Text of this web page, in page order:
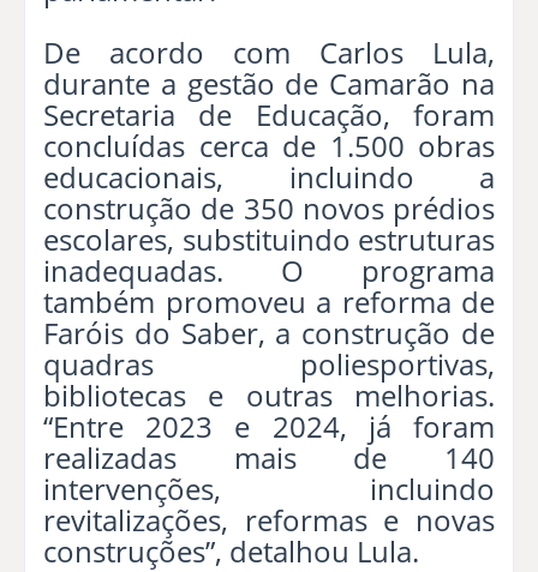
De acordo com Carlos Lula,
durante a gestão de Camarão na
Secretaria de Educação, foram
concluídas cerca de 1.500 obras
educacionais, incluindo a
construção de 350 novos prédios
escolares, substituindo estruturas
inadequadas. O programa
também promoveu a reforma de
Faróis do Saber, a construção de
quadras poliesportivas,
bibliotecas e outras melhorias.
“Entre 2023 e 2024, já foram
realizadas mais de 140
intervenções, incluindo
revitalizações, reformas e novas
construções”, detalhou Lula.